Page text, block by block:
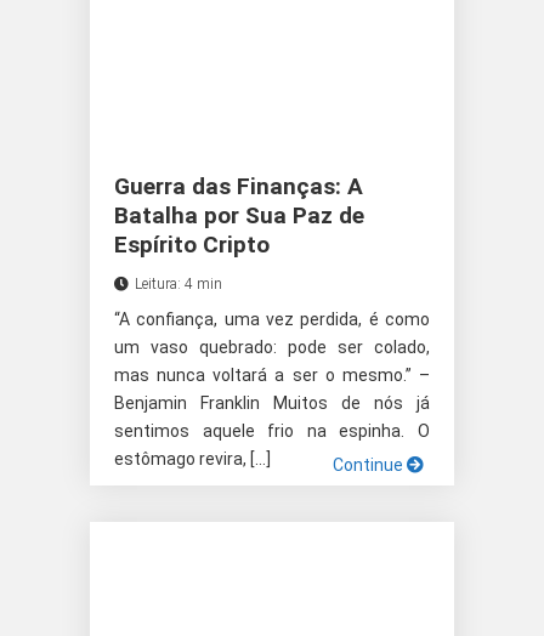
Guerra das Finanças: A
Batalha por Sua Paz de
Espírito Cripto
Leitura: 4 min
“A confiança, uma vez perdida, é como
um vaso quebrado: pode ser colado,
mas nunca voltará a ser o mesmo.” –
Benjamin Franklin Muitos de nós já
sentimos aquele frio na espinha. O
estômago revira, […]
Continue